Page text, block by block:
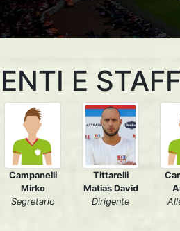
E STAFF
Campanelli
Mirko
Segretario
Tittarelli
Matias David
Dirigente